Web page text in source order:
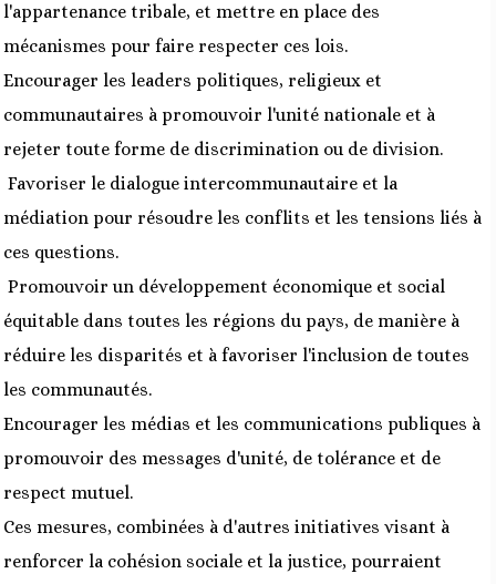
l'appartenance tribale, et mettre en place des
mécanismes pour faire respecter ces lois.
Encourager les leaders politiques, religieux et
communautaires à promouvoir l'unité nationale et à
rejeter toute forme de discrimination ou de division.
Favoriser le dialogue intercommunautaire et la
médiation pour résoudre les conflits et les tensions liés à
ces questions.
Promouvoir un développement économique et social
équitable dans toutes les régions du pays, de manière à
réduire les disparités et à favoriser l'inclusion de toutes
les communautés.
Encourager les médias et les communications publiques à
promouvoir des messages d'unité, de tolérance et de
respect mutuel.
Ces mesures, combinées à d'autres initiatives visant à
renforcer la cohésion sociale et la justice, pourraient